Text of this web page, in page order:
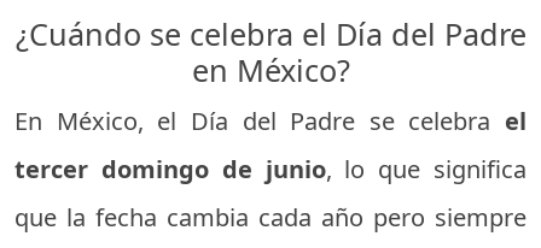
¿Cuándo se celebra el Día del Padre
en México?
En México, el Día del Padre se celebra el
tercer domingo de junio, lo que significa
que la fecha cambia cada año pero siempre